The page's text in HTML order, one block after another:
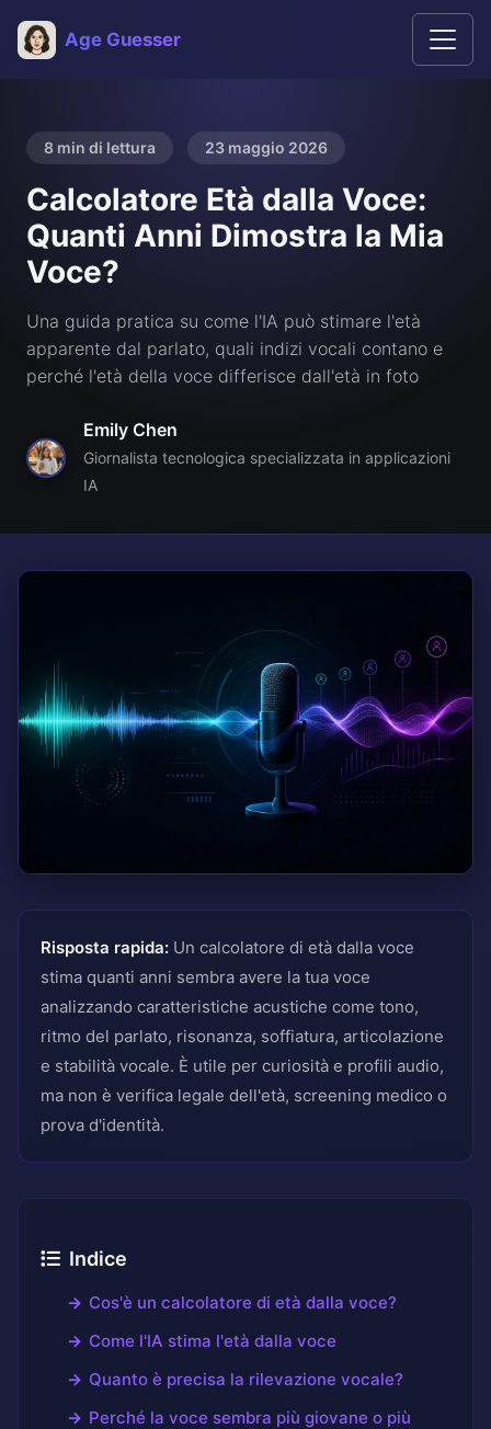
Age Guesser
8 min di lettura 23 maggio 2026
Calcolatore Età dalla Voce:
Quanti Anni Dimostra la Mia
Voce?
Una guida pratica su come l'IA può stimare l'età
apparente dal parlato, quali indizi vocali contano e
perché l'età della voce differisce dall'età in foto
Emily Chen
Giornalista tecnologica specializzata in applicazioni
IA
Risposta rapida: Un calcolatore di età dalla voce
stima quanti anni sembra avere la tua voce
analizzando caratteristiche acustiche come tono,
ritmo del parlato, risonanza, soffiatura, articolazione
e stabilità vocale. È utile per curiosità e profili audio,
ma non è verifica legale dell'età, screening medico o
prova d'identità.
Indice
Cos'è un calcolatore di età dalla voce?
Come l'IA stima l'età dalla voce
Quanto è precisa la rilevazione vocale?
Perché la voce sembra più giovane o più